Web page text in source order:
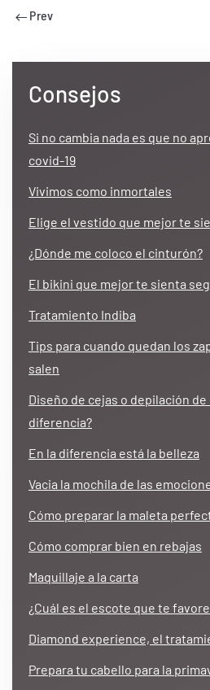
Prev
Consejos
Si no cambia nada es que no
covid-19
Vivimos como inmortales
Elige el vestido que mejor te
¿Dónde me coloco el cinturón?
El bikini que mejor te sienta
Tratamiento Indiba
Tips para cuando quedan los
salen
Diseño de cejas o depilación de
diferencia?
En la diferencia está la belleza
Vacia la mochila de las
Cómo preparar la maleta
Cómo comprar bien en rebajas
Maquillaje a la carta
¿Cuál es el escote que te
Diamond experience, el
Prepara tu cabello para la